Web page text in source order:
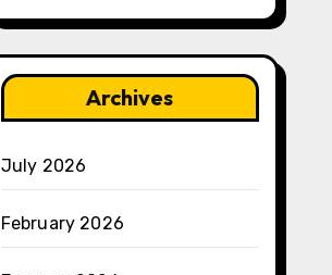
Archives
July 2026
February 2026